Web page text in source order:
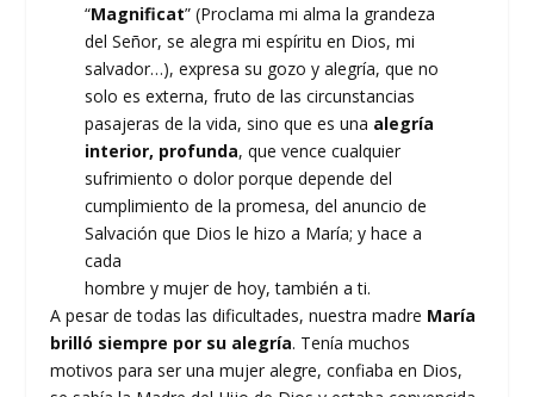
“Magnificat” (Proclama mi alma la grandeza
del Señor, se alegra mi espíritu en Dios, mi
salvador…), expresa su gozo y alegría, que no
solo es externa, fruto de las circunstancias
pasajeras de la vida, sino que es una alegría
interior, profunda, que vence cualquier
sufrimiento o dolor porque depende del
cumplimiento de la promesa, del anuncio de
Salvación que Dios le hizo a María; y hace a
cada
hombre y mujer de hoy, también a ti.
A pesar de todas las dificultades, nuestra madre María
brilló siempre por su alegría. Tenía muchos
motivos para ser una mujer alegre, confiaba en Dios,